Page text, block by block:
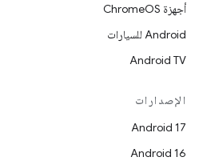
أجهزة ChromeOS
Android للسيارات
Android TV
الإصدارات
Android 17
Android 16